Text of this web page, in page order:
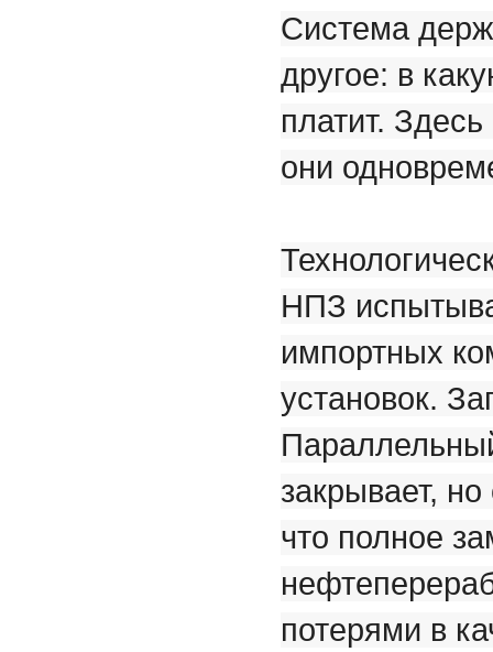
Система
другое: в
платит.
они
НПЗ
импортных
установок.
закрывает,
что полное
потерями в